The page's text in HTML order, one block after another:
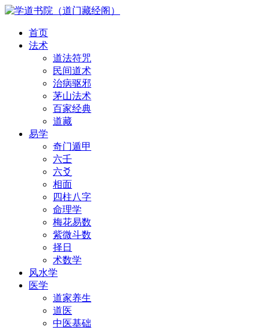
首页
法术
道法符咒
民间道术
治病驱邪
茅山法术
百家经典
道藏
易学
奇门遁甲
六壬
六爻
相面
四柱八字
命理学
梅花易数
紫微斗数
择日
术数学
风水学
医学
道家养生
道医
中医基础